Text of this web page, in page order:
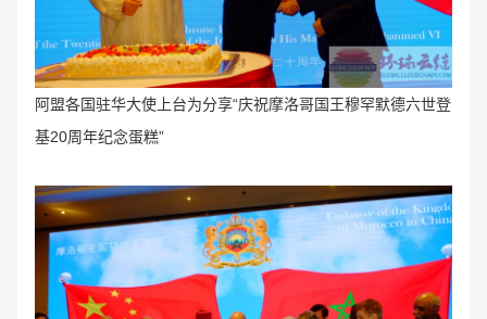
阿盟各国驻华大使上台为分享“庆祝摩洛哥国王穆罕默德六世登
基20周年纪念蛋糕”